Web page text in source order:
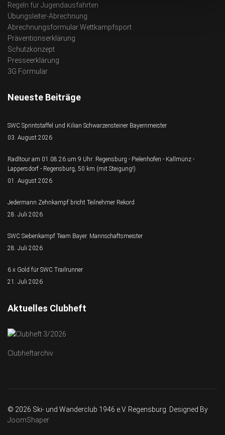
Regeln für Jugendausfahrten
Übungsleiter-Abrechnung
Abrechnungsformular Wettkampfsport
Präventionserklärung
Schutzkonzept
Presseerklärung
3G Formular
Neueste Beiträge
SWC Sprintstaffel und Kilian Schwarzensteiner Bayernmeister
03. August 2026
Radltour am 01.08.26 um 9 Uhr: Regensburg - Pielenhofen - Kallmünz -
Lappersdorf - Regensburg, 50 km (mit Steigung!)
01. August 2026
Jedermann Zehnkampf bricht Teilnehmer Rekord
28. Juli 2026
SWC Siebenkampf Team Bayer. Mannschaftsmeister
28. Juli 2026
6 x Gold für SWC Trailrunner
21. Juli 2026
Aktuelles Clubheft
Clubheftarchiv
© 2026 Ski- und Wanderclub 1946 e.V. Regensburg. Designed By
JoomShaper